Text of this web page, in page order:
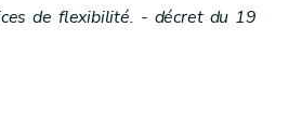
de flexibilité. - décret du 19